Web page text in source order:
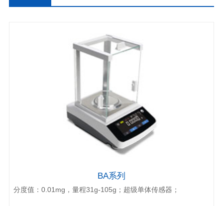
BA系列
分度值：0.01mg，量程31g-105g；超级单体传感器；